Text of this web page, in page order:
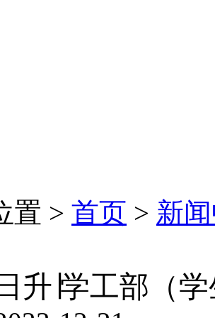
置 > 首页 > 新
升∣学工部（